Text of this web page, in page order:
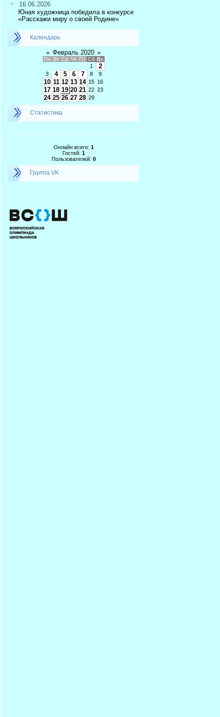
16.06.2026
Юная художница победила в конкурсе
«Расскажи миру о своей Родине»
Календарь
« Февраль 2020 »
Пн Вт Ср Чт Пт Сб Вс
1
2
3 4 5 6 7 8 9
10 11 12 13 14 15 16
17 18 19 20 21 22 23
24 25 26 27 28 29
Статистика
Онлайн всего: 1
Гостей: 1
Пользователей: 0
Группа VK